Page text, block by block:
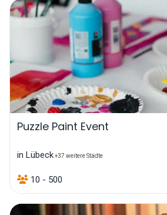
Puzzle Paint Event
in Lübeck+37 weitere Städte
10 - 500